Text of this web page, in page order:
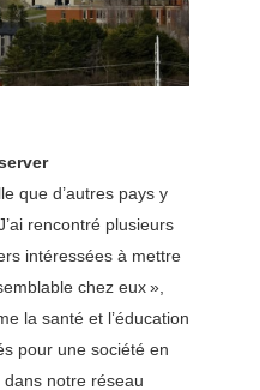
que d’autres pays y
rencontré plusieurs
intéressées à mettre
chez eux »,
la santé et l’éducation
pour une société en
dans notre réseau